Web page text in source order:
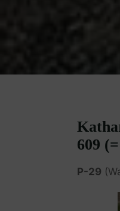
609
P-29